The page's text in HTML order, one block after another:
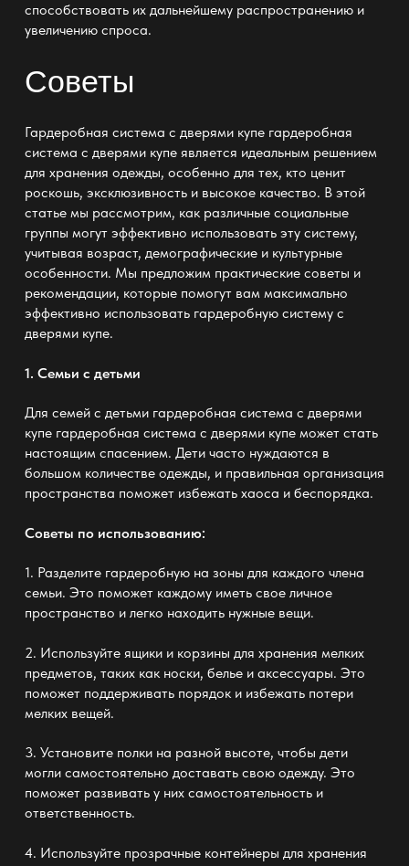
способствовать их дальнейшему распространению и
увеличению спроса.
Советы
Гардеробная система с дверями купе гардеробная
система с дверями купеявляется идеальным решением
для хранения одежды, особенно для тех, кто ценит
роскошь, эксклюзивность и высокое качество. В этой
статье мы рассмотрим, как различные социальные
группы могут эффективно использовать эту систему,
учитывая возраст, демографические и культурные
особенности. Мы предложим практические советы и
рекомендации, которые помогут вам максимально
эффективно использовать гардеробную систему с
дверями купе.
1. Семьи с детьми
Для семей с детьми гардеробная система с дверями
купе гардеробная система с дверями купеможет стать
настоящим спасением. Дети часто нуждаются в
большом количестве одежды, и правильная организация
пространства поможет избежать хаоса и беспорядка.
Советы по использованию:
1. Разделите гардеробную на зоны для каждого члена
семьи. Это поможет каждому иметь свое личное
пространство и легко находить нужные вещи.
2. Используйте ящики и корзины для хранения мелких
предметов, таких как носки, белье и аксессуары. Это
поможет поддерживать порядок и избежать потери
мелких вещей.
3. Установите полки на разной высоте, чтобы дети
могли самостоятельно доставать свою одежду. Это
поможет развивать у них самостоятельность и
ответственность.
4. Используйте прозрачные контейнеры для хранения